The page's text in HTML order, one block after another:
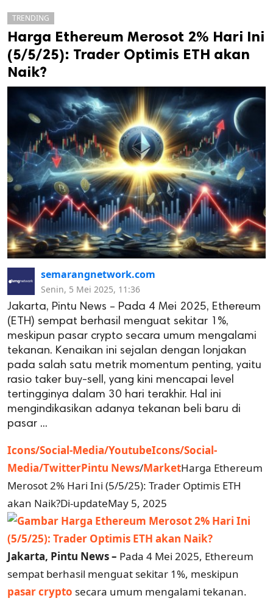
cipta.
TRENDING
Harga Ethereum Merosot 2% Hari Ini
(5/5/25): Trader Optimis ETH akan
Naik?
semarangnetwork.com
Senin, 5 Mei 2025, 11:36
Jakarta, Pintu News – Pada 4 Mei 2025, Ethereum
(ETH) sempat berhasil menguat sekitar 1%,
meskipun pasar crypto secara umum mengalami
tekanan. Kenaikan ini sejalan dengan lonjakan
pada salah satu metrik momentum penting, yaitu
rasio taker buy-sell, yang kini mencapai level
tertingginya dalam 30 hari terakhir. Hal ini
mengindikasikan adanya tekanan beli baru di
pasar ...
Icons/Social-Media/YoutubeIcons/Social-
Media/TwitterPintu News/MarketHarga Ethereum
Merosot 2% Hari Ini (5/5/25): Trader Optimis ETH
akan Naik?Di-updateMay 5, 2025
Jakarta, Pintu News – Pada 4 Mei 2025, Ethereum
sempat berhasil menguat sekitar 1%, meskipun
pasar crypto secara umum mengalami tekanan.